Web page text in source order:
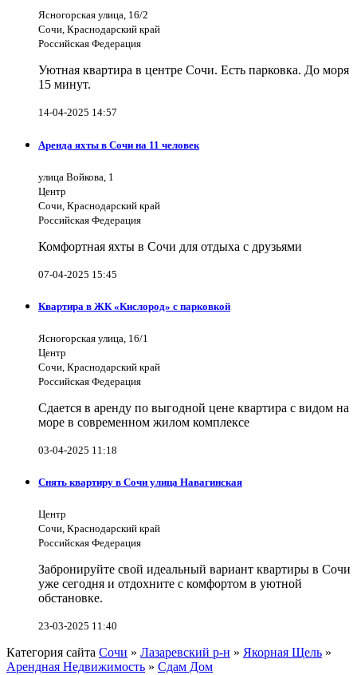
Ясногорская улица, 16/2
Сочи, Краснодарский край
Российская Федерация
Уютная квартира в центре Сочи. Есть парковка. До моря
15 минут.
14-04-2025 14:57
Аренда яхты в Сочи на 11 человек
улица Войкова, 1
Центр
Сочи, Краснодарский край
Российская Федерация
Комфортная яхты в Сочи для отдыха с друзьями
07-04-2025 15:45
Квартира в ЖК «Кислород» с парковкой
Ясногорская улица, 16/1
Центр
Сочи, Краснодарский край
Российская Федерация
Сдается в аренду по выгодной цене квартира с видом на
море в современном жилом комплексе
03-04-2025 11:18
Снять квартиру в Сочи улица Навагинская
Центр
Сочи, Краснодарский край
Российская Федерация
Забронируйте свой идеальный вариант квартиры в Сочи
уже сегодня и отдохните с комфортом в уютной
обстановке.
23-03-2025 11:40
Категория сайта Сочи » Лазаревский р-н » Якорная Щель »
Арендная Недвижимость » Сдам Дом